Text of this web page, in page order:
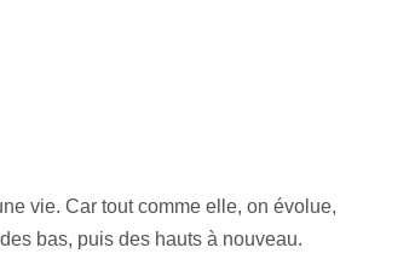
vie. Car tout comme elle, on évolue,
bas, puis des hauts à nouveau.